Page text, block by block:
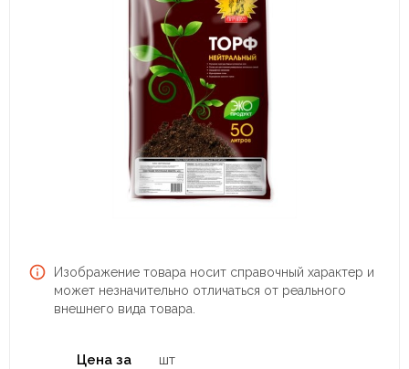
Изображение товара носит справочный характер и
может незначительно отличаться от реального
внешнего вида товара.
Цена за шт